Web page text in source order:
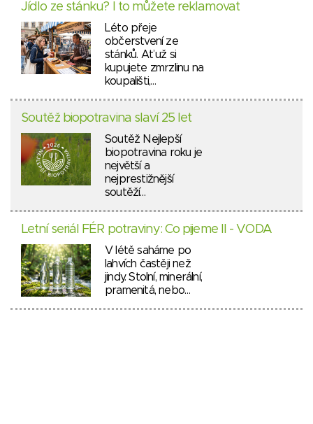
Jídlo ze stánku? I to můžete reklamovat
Léto přeje
občerstvení ze
stánků. Ať už si
kupujete zmrzlinu na
koupališti,…
Soutěž biopotravina slaví 25 let
Soutěž Nejlepší
biopotravina roku je
největší a
nejprestižnější
soutěží…
Letní seriál FÉR potraviny: Co pijeme II - VODA
V létě saháme po
lahvích častěji než
jindy. Stolní, minerální,
pramenitá, nebo…